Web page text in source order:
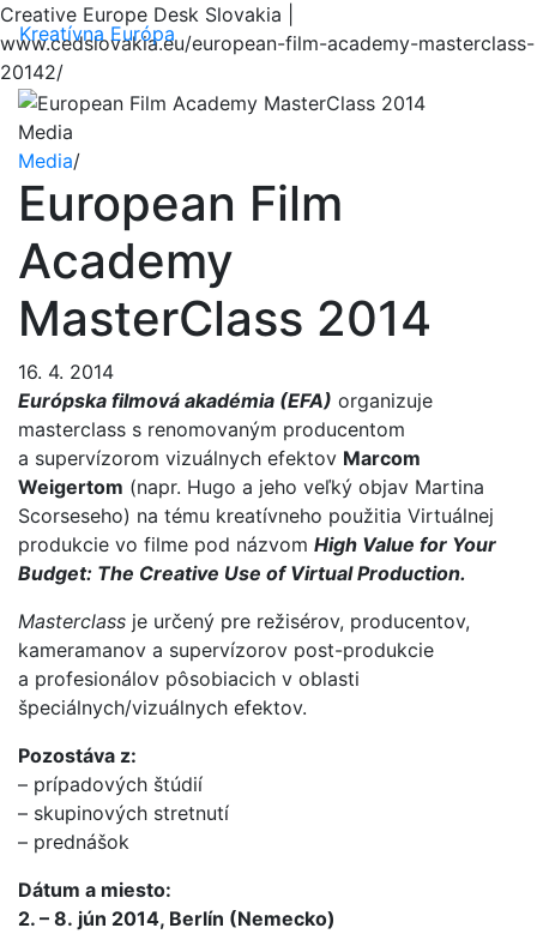
Creative Europe Desk Slovakia |
www.cedslovakia.eu/european-film-academy-masterclass-
20142/
Kreatívna Európa
Media
Media/
European Film
Academy
MasterClass 2014
16. 4. 2014
Európska filmová akadémia (EFA) organizuje
masterclass s renomovaným producentom
a supervízorom vizuálnych efektov Marcom
Weigertom (napr. Hugo a jeho veľký objav Martina
Scorseseho) na tému kreatívneho použitia Virtuálnej
produkcie vo filme pod názvom High Value for Your
Budget: The Creative Use of Virtual Production.
Masterclass je určený pre režisérov, producentov,
kameramanov a supervízorov post-produkcie
a profesionálov pôsobiacich v oblasti
špeciálnych/vizuálnych efektov.
Pozostáva z:
– prípadových štúdií
– skupinových stretnutí
– prednášok
Dátum a miesto:
2. – 8. jún 2014, Berlín (Nemecko)